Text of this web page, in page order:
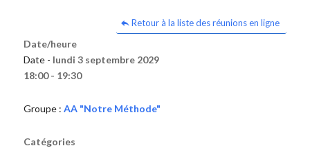
Retour à la liste des réunions en ligne
Date/heure
Date - lundi 3 septembre 2029
18:00 - 19:30
Groupe : AA "Notre Méthode"
Catégories